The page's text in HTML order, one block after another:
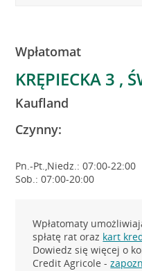
Wpłatomat
KRĘPIECKA 3 ,
Kaufland
Czynny:
Pn.-Pt.,Niedz.: 07:00-22:00
Sob.: 07:00-20:00
Wpłatomaty
spłatę rat oraz kart
Dowiedz się więcej o
Credit Agricole -